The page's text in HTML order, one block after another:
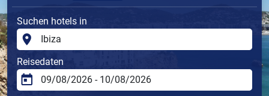
Suchen hotels in
Reisedaten